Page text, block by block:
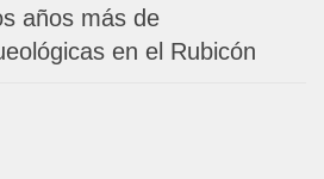
años más de
en el Rubicón